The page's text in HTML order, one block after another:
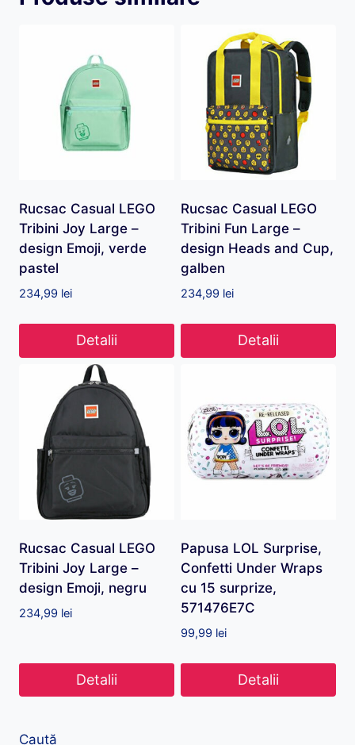
Rucsac Casual LEGO
Tribini Joy Large –
design Emoji, verde
pastel
234,99 lei
Detalii
Rucsac Casual LEGO
Tribini Fun Large –
design Heads and Cup,
galben
234,99 lei
Detalii
Rucsac Casual LEGO
Tribini Joy Large –
design Emoji, negru
234,99 lei
Detalii
Papusa LOL Surprise,
Confetti Under Wraps
cu 15 surprize,
571476E7C
99,99 lei
Detalii
Caută